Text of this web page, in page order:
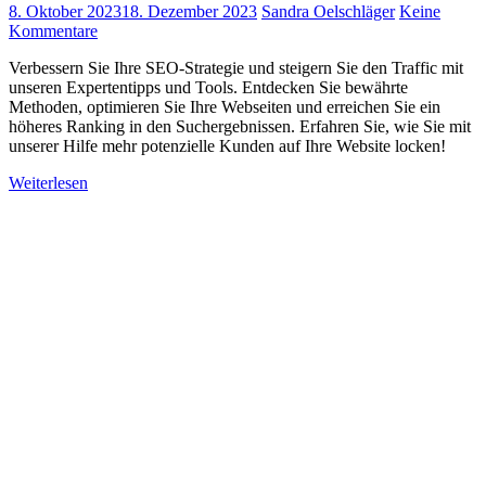
8. Oktober 202318. Dezember 2023 Sandra Oelschläger Keine
Kommentare
Verbessern Sie Ihre SEO-Strategie und steigern Sie den Traffic mit
unseren Expertentipps und Tools. Entdecken Sie bewährte
Methoden, optimieren Sie Ihre Webseiten und erreichen Sie ein
höheres Ranking in den Suchergebnissen. Erfahren Sie, wie Sie mit
unserer Hilfe mehr potenzielle Kunden auf Ihre Website locken!
Weiterlesen